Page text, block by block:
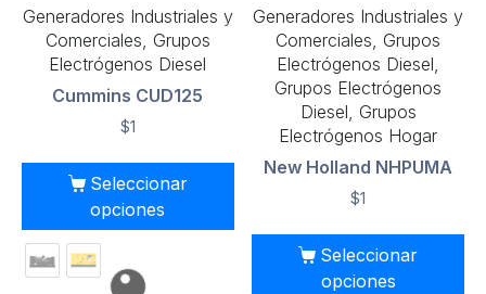
Generadores Industriales y
Comerciales, Grupos
Electrógenos Diesel
Cummins CUD125
$1
Seleccionar
opciones
Generadores Industriales y
Comerciales, Grupos
Electrógenos Diesel,
Grupos Electrógenos
Diesel, Grupos
Electrógenos Hogar
New Holland NHPUMA
$1
Seleccionar
opciones